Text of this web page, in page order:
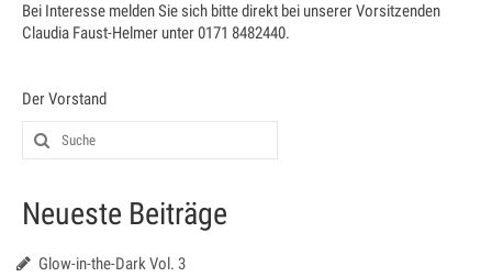
Hallenbuchung
Schnuppertraining
Jugendtraining
Mannschaftstraining
Medenspiele 2025
Bei Interesse melden Sie sich bitte direkt bei unserer Vorsitzenden
Claudia Faust-Helmer unter 0171 8482440.
Der Vorstand
Neueste Beiträge
Glow-in-the-Dark Vol. 3